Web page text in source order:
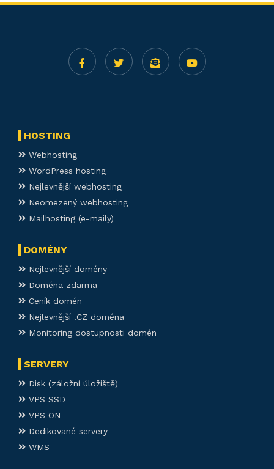
HOSTING
Webhosting
WordPress hosting
Nejlevnější webhosting
Neomezený webhosting
Mailhosting (e-maily)
DOMÉNY
Nejlevnější domény
Doména zdarma
Ceník domén
Nejlevnější .CZ doména
Monitoring dostupnosti domén
SERVERY
Disk (záložní úložiště)
VPS SSD
VPS ON
Dedikované servery
WMS